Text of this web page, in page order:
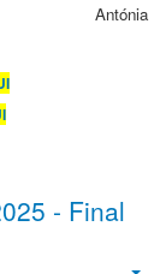
Antónia
- Final